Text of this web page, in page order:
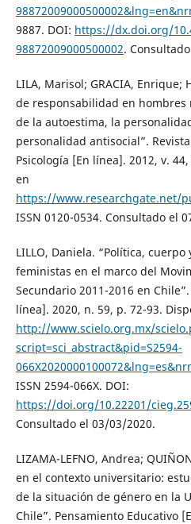
9887. DOI: https://dx.doi.org/
98872009000500002.
LILA, Marisol; GRACIA, Enrique;
de responsabilidad en
de la autoestima, la
personalidad antisocial”.
Psicología [En línea]. 2012, v.
en
https://www.researchgate.net/
ISSN 0120-0534. Consultado el
LILLO, Daniela. “Política,
feministas en el marco del
Secundario 2011-2016 en
línea]. 2020, n. 59, p. 72-93.
http://www.scielo.org.mx/
script=sci_abstract&pid=S2594-
ISSN 2594-066X. DOI:
https://doi.org/10.22201/
Consultado el 03/03/2020.
LIZAMA-LEFNO, Andrea;
en el contexto universitario:
de la situación de género en la
Chile”. Pensamiento Educativo